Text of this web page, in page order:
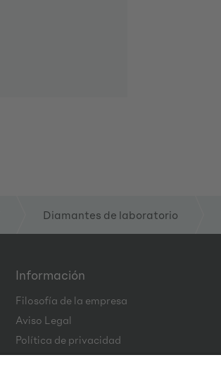
Diamantes de laboratorio
Información
Filosofía de la empresa
Aviso Legal
Política de privacidad
CGC